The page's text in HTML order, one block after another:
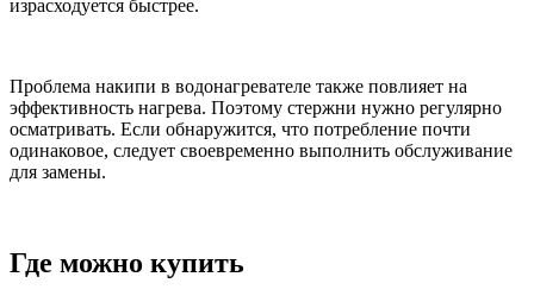
израсходуется быстрее.
Проблема накипи в водонагревателе также повлияет на
эффективность нагрева. Поэтому стержни нужно регулярно
осматривать. Если обнаружится, что потребление почти
одинаковое, следует своевременно выполнить обслуживание
для замены.
Где можно купить